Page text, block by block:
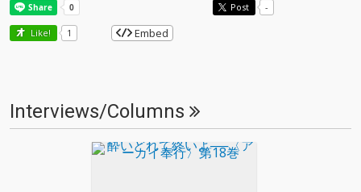
Post -
Like! 1 Embed
Interviews/Columns